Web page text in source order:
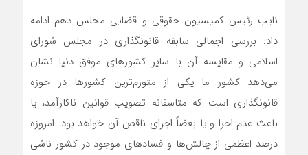
نایب رئیس کمیسیون حقوقی و قضایی مجلس دهم ادامه
داد: بررسی اجمالی سابقه قانونگذاری در مجلس شورای
اسلامی و مقایسه آن با سایر کشورهای موفق دنیا نشان
می‌دهد کشور ما یکی از متورم‌ترین کشورها در حوزه
قانونگذاری است که متاسفانه تصویب قوانین ناکارآمد، یا
باعث عدم اجرا و یا بعضاً اجرای ناقص آن خواهد بود. امروزه
درصد اعظمی از چالش‌ها و فسادهای موجود در کشور ناشی